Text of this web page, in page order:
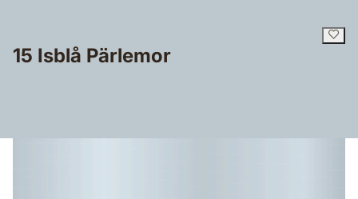
15 Isblå Pärlemor